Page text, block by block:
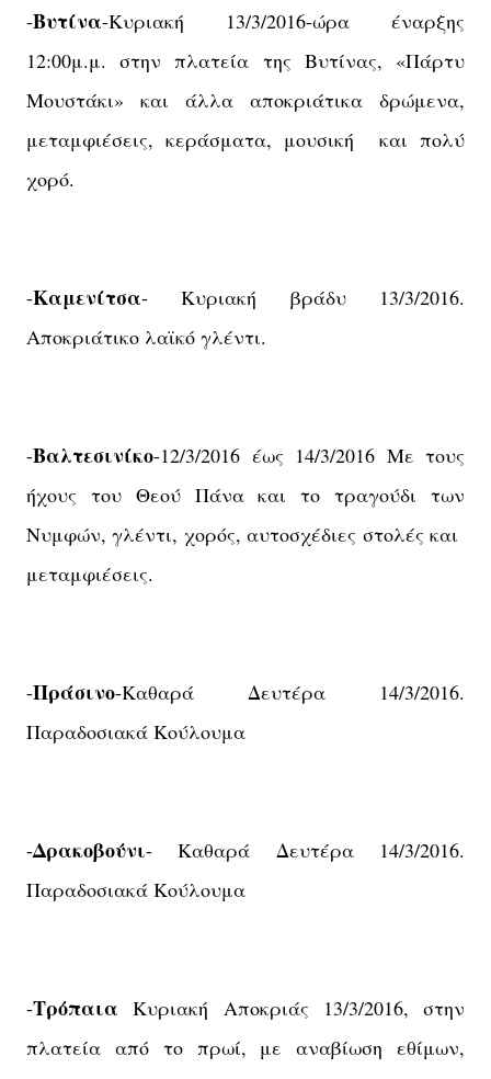
-Βυτίνα-Κυριακή 13/3/2016-ώρα έναρξης
12:00μ.μ. στην πλατεία της Βυτίνας, «Πάρτυ
Μουστάκι» και άλλα αποκριάτικα δρώμενα,
μεταμφιέσεις, κεράσματα, μουσική και πολύ
χορό.
-Καμενίτσα- Κυριακή βράδυ 13/3/2016.
Αποκριάτικο λαϊκό γλέντι.
-Βαλτεσινίκο-12/3/2016 έως 14/3/2016 Με τους
ήχους του Θεού Πάνα και το τραγούδι των
Νυμφών, γλέντι, χορός, αυτοσχέδιες στολές και
μεταμφιέσεις.
-Πράσινο-Καθαρά Δευτέρα 14/3/2016.
Παραδοσιακά Κούλουμα
-Δρακοβούνι- Καθαρά Δευτέρα 14/3/2016.
Παραδοσιακά Κούλουμα
-Τρόπαια Κυριακή Αποκριάς 13/3/2016, στην
πλατεία από το πρωί, με αναβίωση εθίμων,